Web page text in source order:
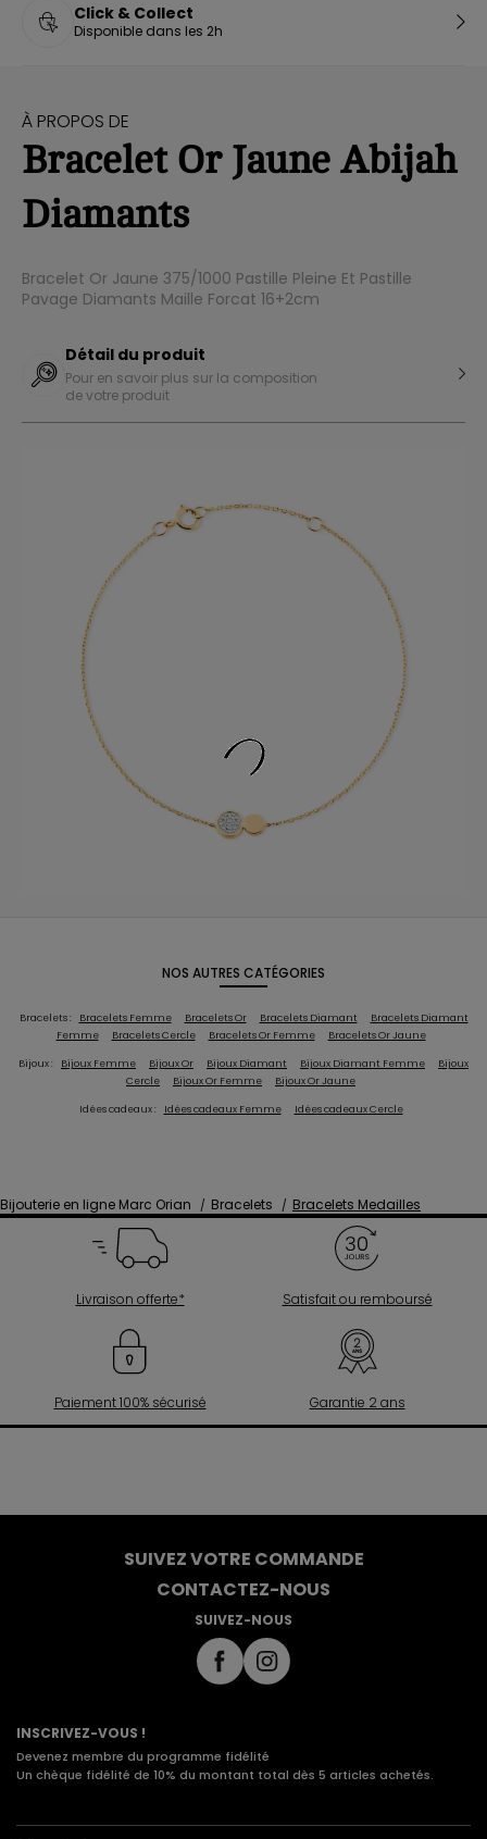
Click & Collect
Disponible dans les 2h
À PROPOS DE
Bracelet Or Jaune Abijah
Diamants
Bracelet Or Jaune 375/1000 Pastille Pleine Et Pastille
Pavage Diamants Maille Forcat 16+2cm
Détail du produit
Pour en savoir plus sur la composition
de votre produit
NOS AUTRES CATÉGORIES
Bracelets : Bracelets Femme Bracelets Or Bracelets Diamant
Bracelets Diamant
Femme
Bracelets Cercle Bracelets Or Femme Bracelets Or Jaune
Bijoux : Bijoux Femme Bijoux Or Bijoux Diamant Bijoux Diamant Femme
Bijoux
Cercle
Bijoux Or Femme Bijoux Or Jaune
Idées cadeaux : Idées cadeaux Femme Idées cadeaux Cercle
Bijouterie en ligne Marc Orian Bracelets Bracelets Medailles
Livraison offerte* Satisfait ou remboursé
Paiement 100% sécurisé Garantie 2 ans
SUIVEZ VOTRE COMMANDE
CONTACTEZ-NOUS
SUIVEZ-NOUS
INSCRIVEZ-VOUS !
Devenez membre du programme fidélité
Un chèque fidélité de 10% du montant total dès 5 articles achetés.